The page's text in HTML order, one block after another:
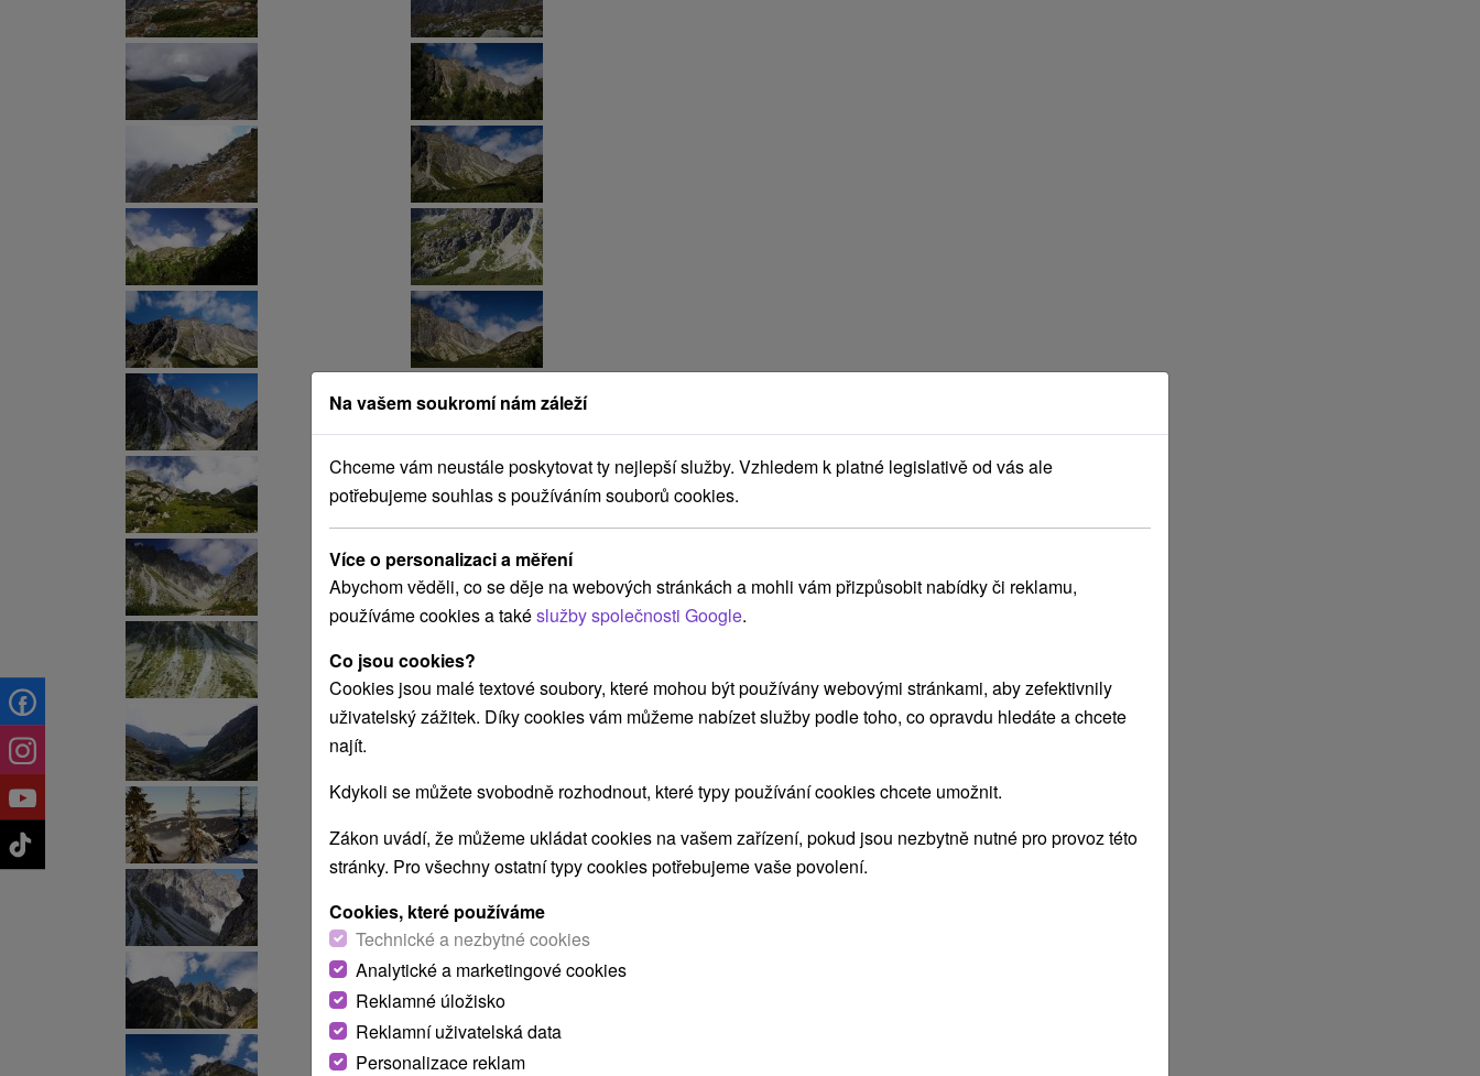
Na vašem soukromí nám záleží
Chceme vám neustále poskytovat ty nejlepší služby. Vzhledem k platné legislativě od vás ale
potřebujeme souhlas s používáním souborů cookies.
Více o personalizaci a měření
Abychom věděli, co se děje na webových stránkách a mohli vám přizpůsobit nabídky či reklamu,
používáme cookies a takéslužby společnosti Google.
Co jsou cookies?
Cookies jsou malé textové soubory, které mohou být používány webovými stránkami, aby zefektivnily
uživatelský zážitek. Díky cookies vám můžeme nabízet služby podle toho, co opravdu hledáte a chcete
najít.
Kdykoli se můžete svobodně rozhodnout, které typy používání cookies chcete umožnit.
Zákon uvádí, že můžeme ukládat cookies na vašem zařízení, pokud jsou nezbytně nutné pro provoz této
stránky. Pro všechny ostatní typy cookies potřebujeme vaše povolení.
Cookies, které používáme
Technické a nezbytné cookies
Analytické a marketingové cookies
Reklamné úložisko
Reklamní uživatelská data
Personalizace reklam